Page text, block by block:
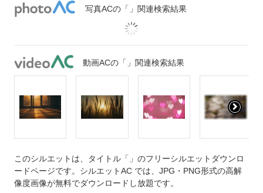
写真ACの「」関連検索結果
動画ACの「」関連検索結果
このシルエットは、タイトル「」のフリーシルエットダウンロ
ードページです。シルエットAC では、JPG・PNG形式の高解
像度画像が無料でダウンロードし放題です。